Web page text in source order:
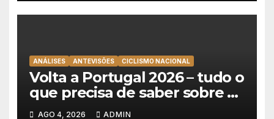
ANÁLISES ANTEVISÕES CICLISMO NACIONAL
Volta a Portugal 2026 – tudo o
que precisa de saber sobre as
equipas e o percurso
AGO 4, 2026 ADMIN